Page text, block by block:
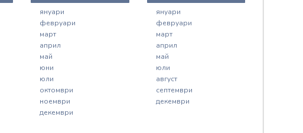
януари
февруари
март
април
май
юни
юли
октомври
ноември
декември
януари
февруари
март
април
май
юли
август
септември
декември